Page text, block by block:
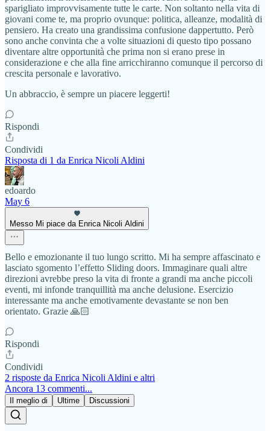
sparigliato improvvisamente tutte le carte. Non soltanto nella vita di
giovani come te, ma proprio ovunque: politica, alleanze, modalità di
pensiero. Ha creato una grandissima confusione dappertutto. Però
sono anche convinta che a volte situazioni di questo tipo possano
diventare altre opportunità che prima non si erano prese in
considerazione e che alla fine arricchiranno comunque il percorso di
crescita personale e lavorativo.
Un abbraccio, è sempre un piacere leggerti!
Rispondi
Condividi
Risposta di 1 da Enrica Nicoli Aldini
edoardo
May 6
Messo Mi piace da Enrica Nicoli Aldini
Bello e emozionante il tuo lungo scritto. Mi ha sempre affascinato e
lasciato sgomento l’effetto Sliding doors. Immaginare quali altre
direzioni avrebbe preso la vita di fronte a grandi ma anche piccoli
eventi, mi infonde tranquillità ma anche delusione. Esercizio
interessante ma anche emotivamente devastante se non ben
orientato. Grazie 🙏🏻
Rispondi
Condividi
2 risposte da Enrica Nicoli Aldini e altri
Ancora 13 commenti...
Il meglio di Ultime Discussioni